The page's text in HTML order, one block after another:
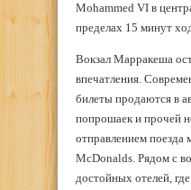
Mohammed VI в
пределах 15 минут
Вокзал Марракеша
впечатления.
билеты продаются в
попрошаек и прочей
отправлением
McDonalds. Рядом с
достойных отелей,